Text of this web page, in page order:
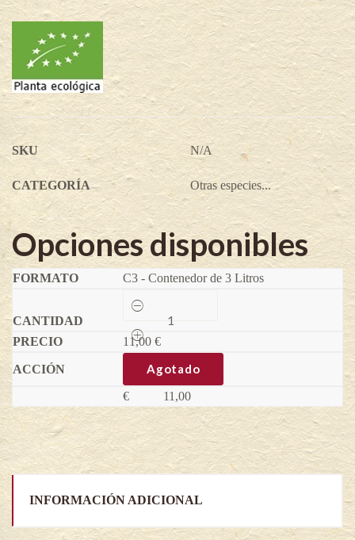
SKU N/A
CATEGORÍA Otras especies...
Opciones disponibles
C3 - Contenedor de 3 Litros
Ptelea
trifoliata
Ptelea
trifoliata
quantity
11,00 €
Agotado
€ 11,00
INFORMACIÓN ADICIONAL